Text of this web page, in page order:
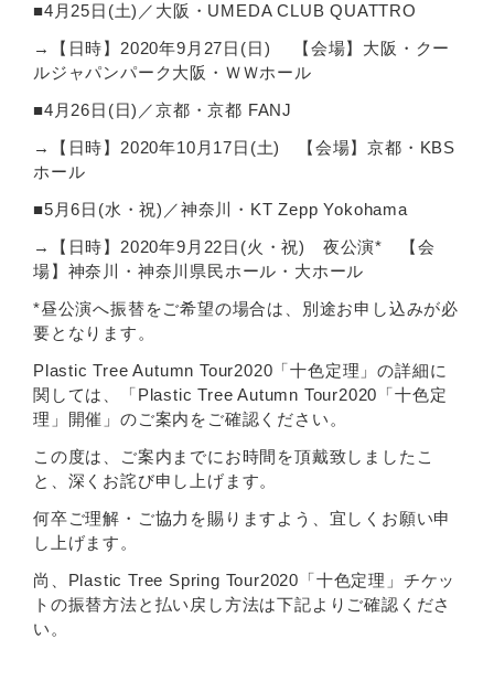
■4月25日(土)／大阪・UMEDA CLUB QUATTRO
→【日時】2020年9月27日(日) 【会場】大阪・クー
ルジャパンパーク大阪・ＷＷホール
■4月26日(日)／京都・京都 FANJ
→【日時】2020年10月17日(土) 【会場】京都・KBS
ホール
■5月6日(水・祝)／神奈川・KT Zepp Yokohama
→【日時】2020年9月22日(火・祝) 夜公演* 【会
場】神奈川・神奈川県民ホール・大ホール
*昼公演へ振替をご希望の場合は、別途お申し込みが必
要となります。
Plastic Tree Autumn Tour2020「十色定理」の詳細に
関しては、「Plastic Tree Autumn Tour2020「十色定
理」開催」のご案内をご確認ください。
この度は、ご案内までにお時間を頂戴致しましたこ
と、深くお詫び申し上げます。
何卒ご理解・ご協力を賜りますよう、宜しくお願い申
し上げます。
尚、Plastic Tree Spring Tour2020「十色定理」チケッ
トの振替方法と払い戻し方法は下記よりご確認くださ
い。